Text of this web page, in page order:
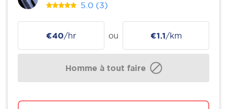
5.0 (3)
€40/hr ou €1.1/km
Homme à tout faire